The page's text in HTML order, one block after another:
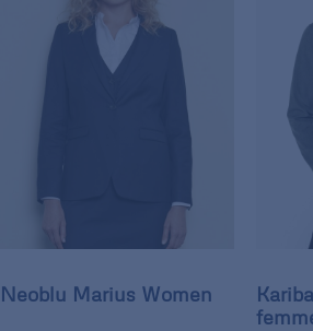
Neoblu Marius Women